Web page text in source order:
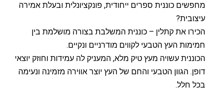
מחפשים כוננית ספרים ייחודית, פונקציונלית ובעלת אמירה
עיצובית?
הכירו את קתלין – כוננית המשלבת בצורה מושלמת בין
חמימות העץ הטבעי לקווים מודרניים ונקיים.
הכוננית עשויה מעץ טיק מלא, המעניק לה עמידות וחוזק יוצאי
דופן. הגוון הטבעי והחם של העץ יוצר אווירה מזמינה ונעימה
בכל חלל.